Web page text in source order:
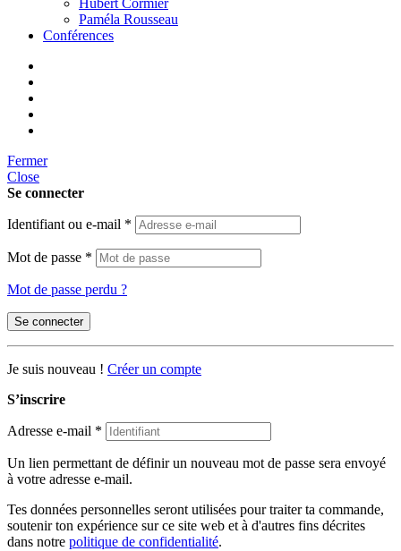
Hubert Cormier
Paméla Rousseau
Conférences
Fermer
Close
Se connecter
Identifiant ou e-mail *
Mot de passe *
Mot de passe perdu ?
Se connecter
Je suis nouveau ! Créer un compte
S’inscrire
Adresse e-mail *
Un lien permettant de définir un nouveau mot de passe sera envoyé
à votre adresse e-mail.
Tes données personnelles seront utilisées pour traiter ta commande,
soutenir ton expérience sur ce site web et à d'autres fins décrites
dans notre politique de confidentialité.